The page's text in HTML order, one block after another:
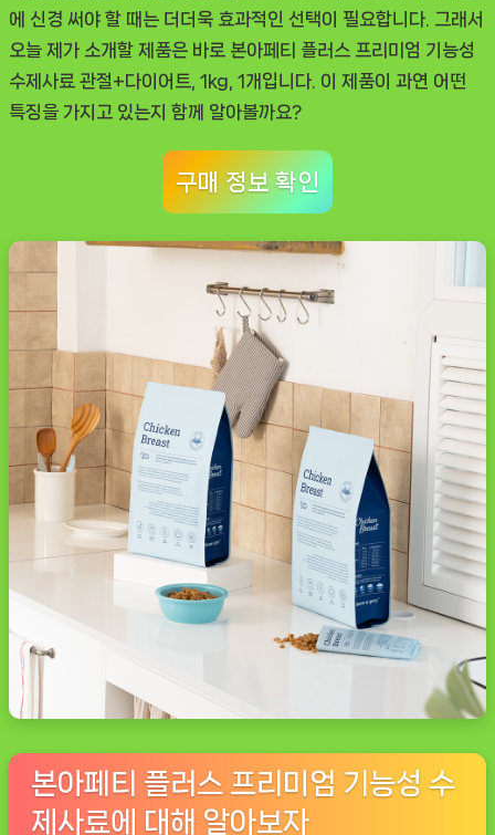
이
어
트,
에 신경 써야 할 때는 더더욱 효과적인 선택이 필요합니다. 그래서
오늘 제가 소개할 제품은 바로 본아페티 플러스 프리미엄 기능성
수제사료 관절+다이어트, 1kg, 1개 입니다. 이 제품이 과연 어떤
특징을 가지고 있는지 함께 알아볼까요?
구매 정보 확인
본아페티 플러스 프리미엄 기능성 수
제사료에 대해 알아보자